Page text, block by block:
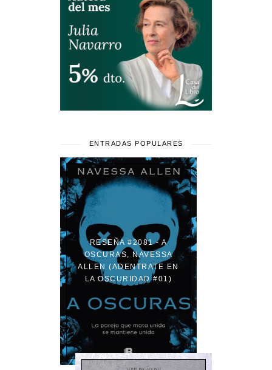
ENTRADAS POPULARES
RESEÑA #2081 - A
OSCURAS, NAVESSA
ALLEN (ADENTRATE EN
LA OSCURIDAD #01)